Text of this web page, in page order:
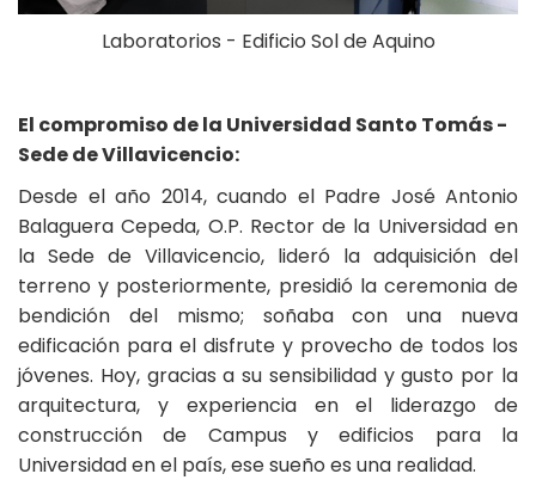
Laboratorios - Edificio Sol de Aquino
El compromiso de la Universidad Santo Tomás -
Sede de Villavicencio:
Desde el año 2014, cuando el Padre José Antonio
Balaguera Cepeda, O.P. Rector de la Universidad en
la Sede de Villavicencio, lideró la adquisición del
terreno y posteriormente, presidió la ceremonia de
bendición del mismo; soñaba con una nueva
edificación para el disfrute y provecho de todos los
jóvenes. Hoy, gracias a su sensibilidad y gusto por la
arquitectura, y experiencia en el liderazgo de
construcción de Campus y edificios para la
Universidad en el país, ese sueño es una realidad.